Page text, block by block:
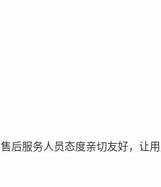
售后服务人员态度亲切友好，让用